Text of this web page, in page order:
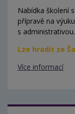
Nabídka školení
přípravě na
s administrativou.
Lze hradit ze
Více informací